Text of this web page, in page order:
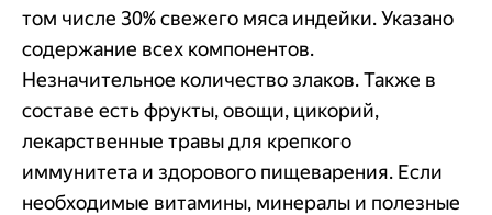
том числе 30% свежего мяса индейки. Указано
содержание всех компонентов.
Незначительное количество злаков. Также в
составе есть фрукты, овощи, цикорий,
лекарственные травы для крепкого
иммунитета и здорового пищеварения. Если
необходимые витамины, минералы и полезные